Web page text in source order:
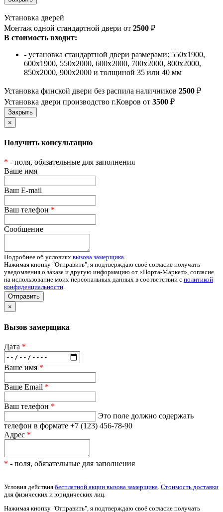
Установка дверей
Монтаж одной стандартной двери от 2500 ₽
В стоимость входит:
- установка стандартной двери размерами: 550х1900,
600х1900, 550х2000, 600х2000, 700х2000, 800х2000,
850х2000, 900х2000 и толщиной 35 или 40 мм
Установка финской двери без распила наличников 2500 ₽
Установка двери производство г.Ковров от 3500 ₽
×
Получить консультацию
* - поля, обязательные для заполнения
Ваше имя
Ваш E-mail
Ваш телефон *
Сообщение
Подробнее об условиях вызова замерщика.
Нажимая кнопку "Отправить", я подтверждаю своё согласие получать
уведомления о заказе и другую информацию от «Порта-Маркет», согласие
на использование моих персональных данных в соответствии с политикой
конфиденциальности.
Отправить
×
Вызов замерщика
Дата *
Ваше имя *
Ваше Email *
Ваш телефон *
Это поле должно содержать
телефон в формате +7 (123) 456-78-90
Адрес *
* - поля, обязательные для заполнения
Условия действия бесплатной акции вызова замерщика Стоимость доставки
для физических и юридических лиц.
Нажимая кнопку "Отправить", я подтверждаю своё согласие получать